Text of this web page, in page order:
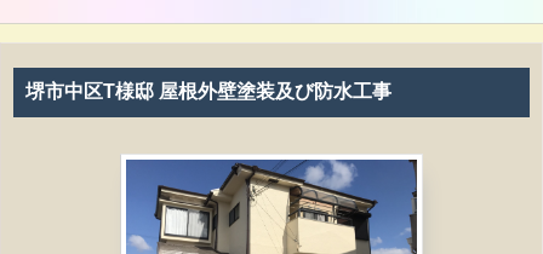
堺市中区T様邸 屋根外壁塗装及び防水工事